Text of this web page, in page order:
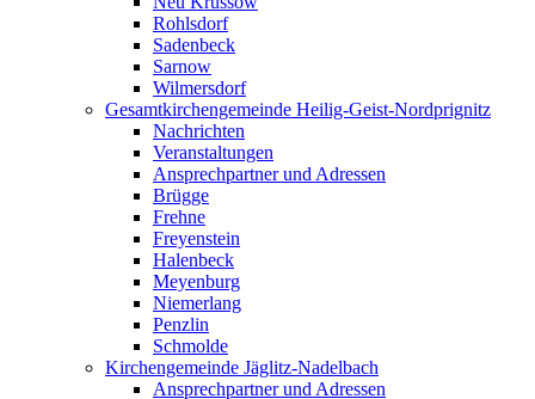
Rohlsdorf
Sadenbeck
Sarnow
Wilmersdorf
Gesamtkirchengemeinde Heilig-Geist-Nordprignitz
Nachrichten
Veranstaltungen
Ansprechpartner und Adressen
Brügge
Frehne
Freyenstein
Halenbeck
Meyenburg
Niemerlang
Penzlin
Schmolde
Kirchengemeinde Jäglitz-Nadelbach
Ansprechpartner und Adressen